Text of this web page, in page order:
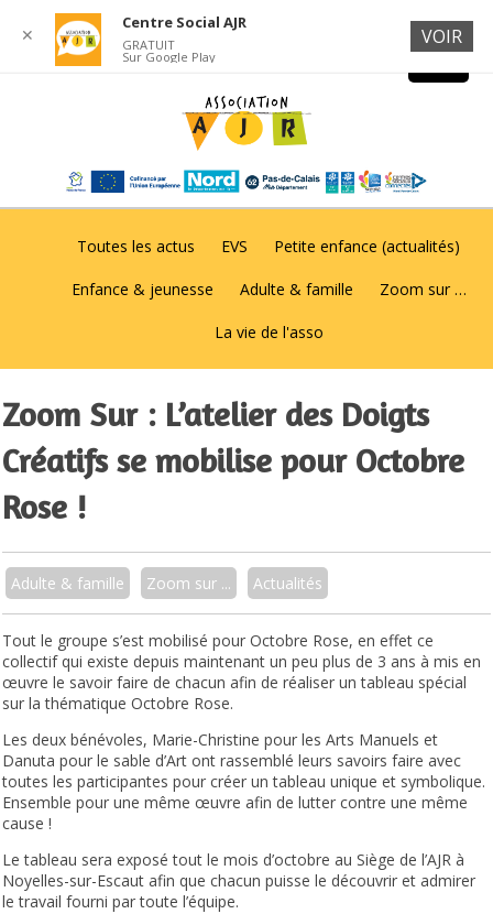
Toutes les actus EVS Petite enfance (actualités)
Enfance & jeunesse Adulte & famille Zoom sur …
La vie de l'asso
Zoom Sur : L’atelier des Doigts
Créatifs se mobilise pour Octobre
Rose !
Adulte & famille Zoom sur ... Actualités
Tout le groupe s’est mobilisé pour Octobre Rose, en effet ce
collectif qui existe depuis maintenant un peu plus de 3 ans à mis en
œuvre le savoir faire de chacun afin de réaliser un tableau spécial
sur la thématique Octobre Rose.
Les deux bénévoles, Marie-Christine pour les Arts Manuels et
Danuta pour le sable d’Art ont rassemblé leurs savoirs faire avec
toutes les participantes pour créer un tableau unique et symbolique.
Ensemble pour une même œuvre afin de lutter contre une même
cause !
Le tableau sera exposé tout le mois d’octobre au Siège de l’AJR à
Noyelles-sur-Escaut afin que chacun puisse le découvrir et admirer
le travail fourni par toute l’équipe.
✕
Centre Social AJR
GRATUIT
Sur Google Play
VOIR